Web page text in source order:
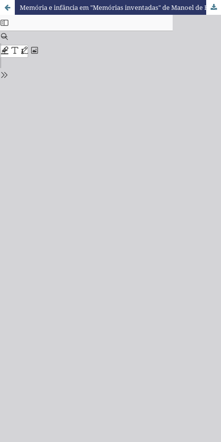
Memória e infância em "Memórias inventadas" de Manoel de Barros